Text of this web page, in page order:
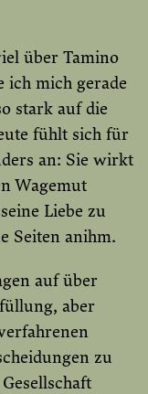
über Tamino
ich mich gerade
stark auf die
fühlt sich für
an: Sie wirkt
Wagemut
Liebe zu
Seiten anihm.
auf über
aber
zu